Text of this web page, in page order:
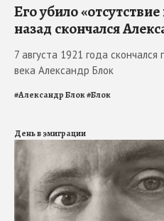
Его убило «отсутствие
назад скончался
7 августа 1921 года скончался
века Александр Блок
#Александр Блок#Блок
День в эмиграции